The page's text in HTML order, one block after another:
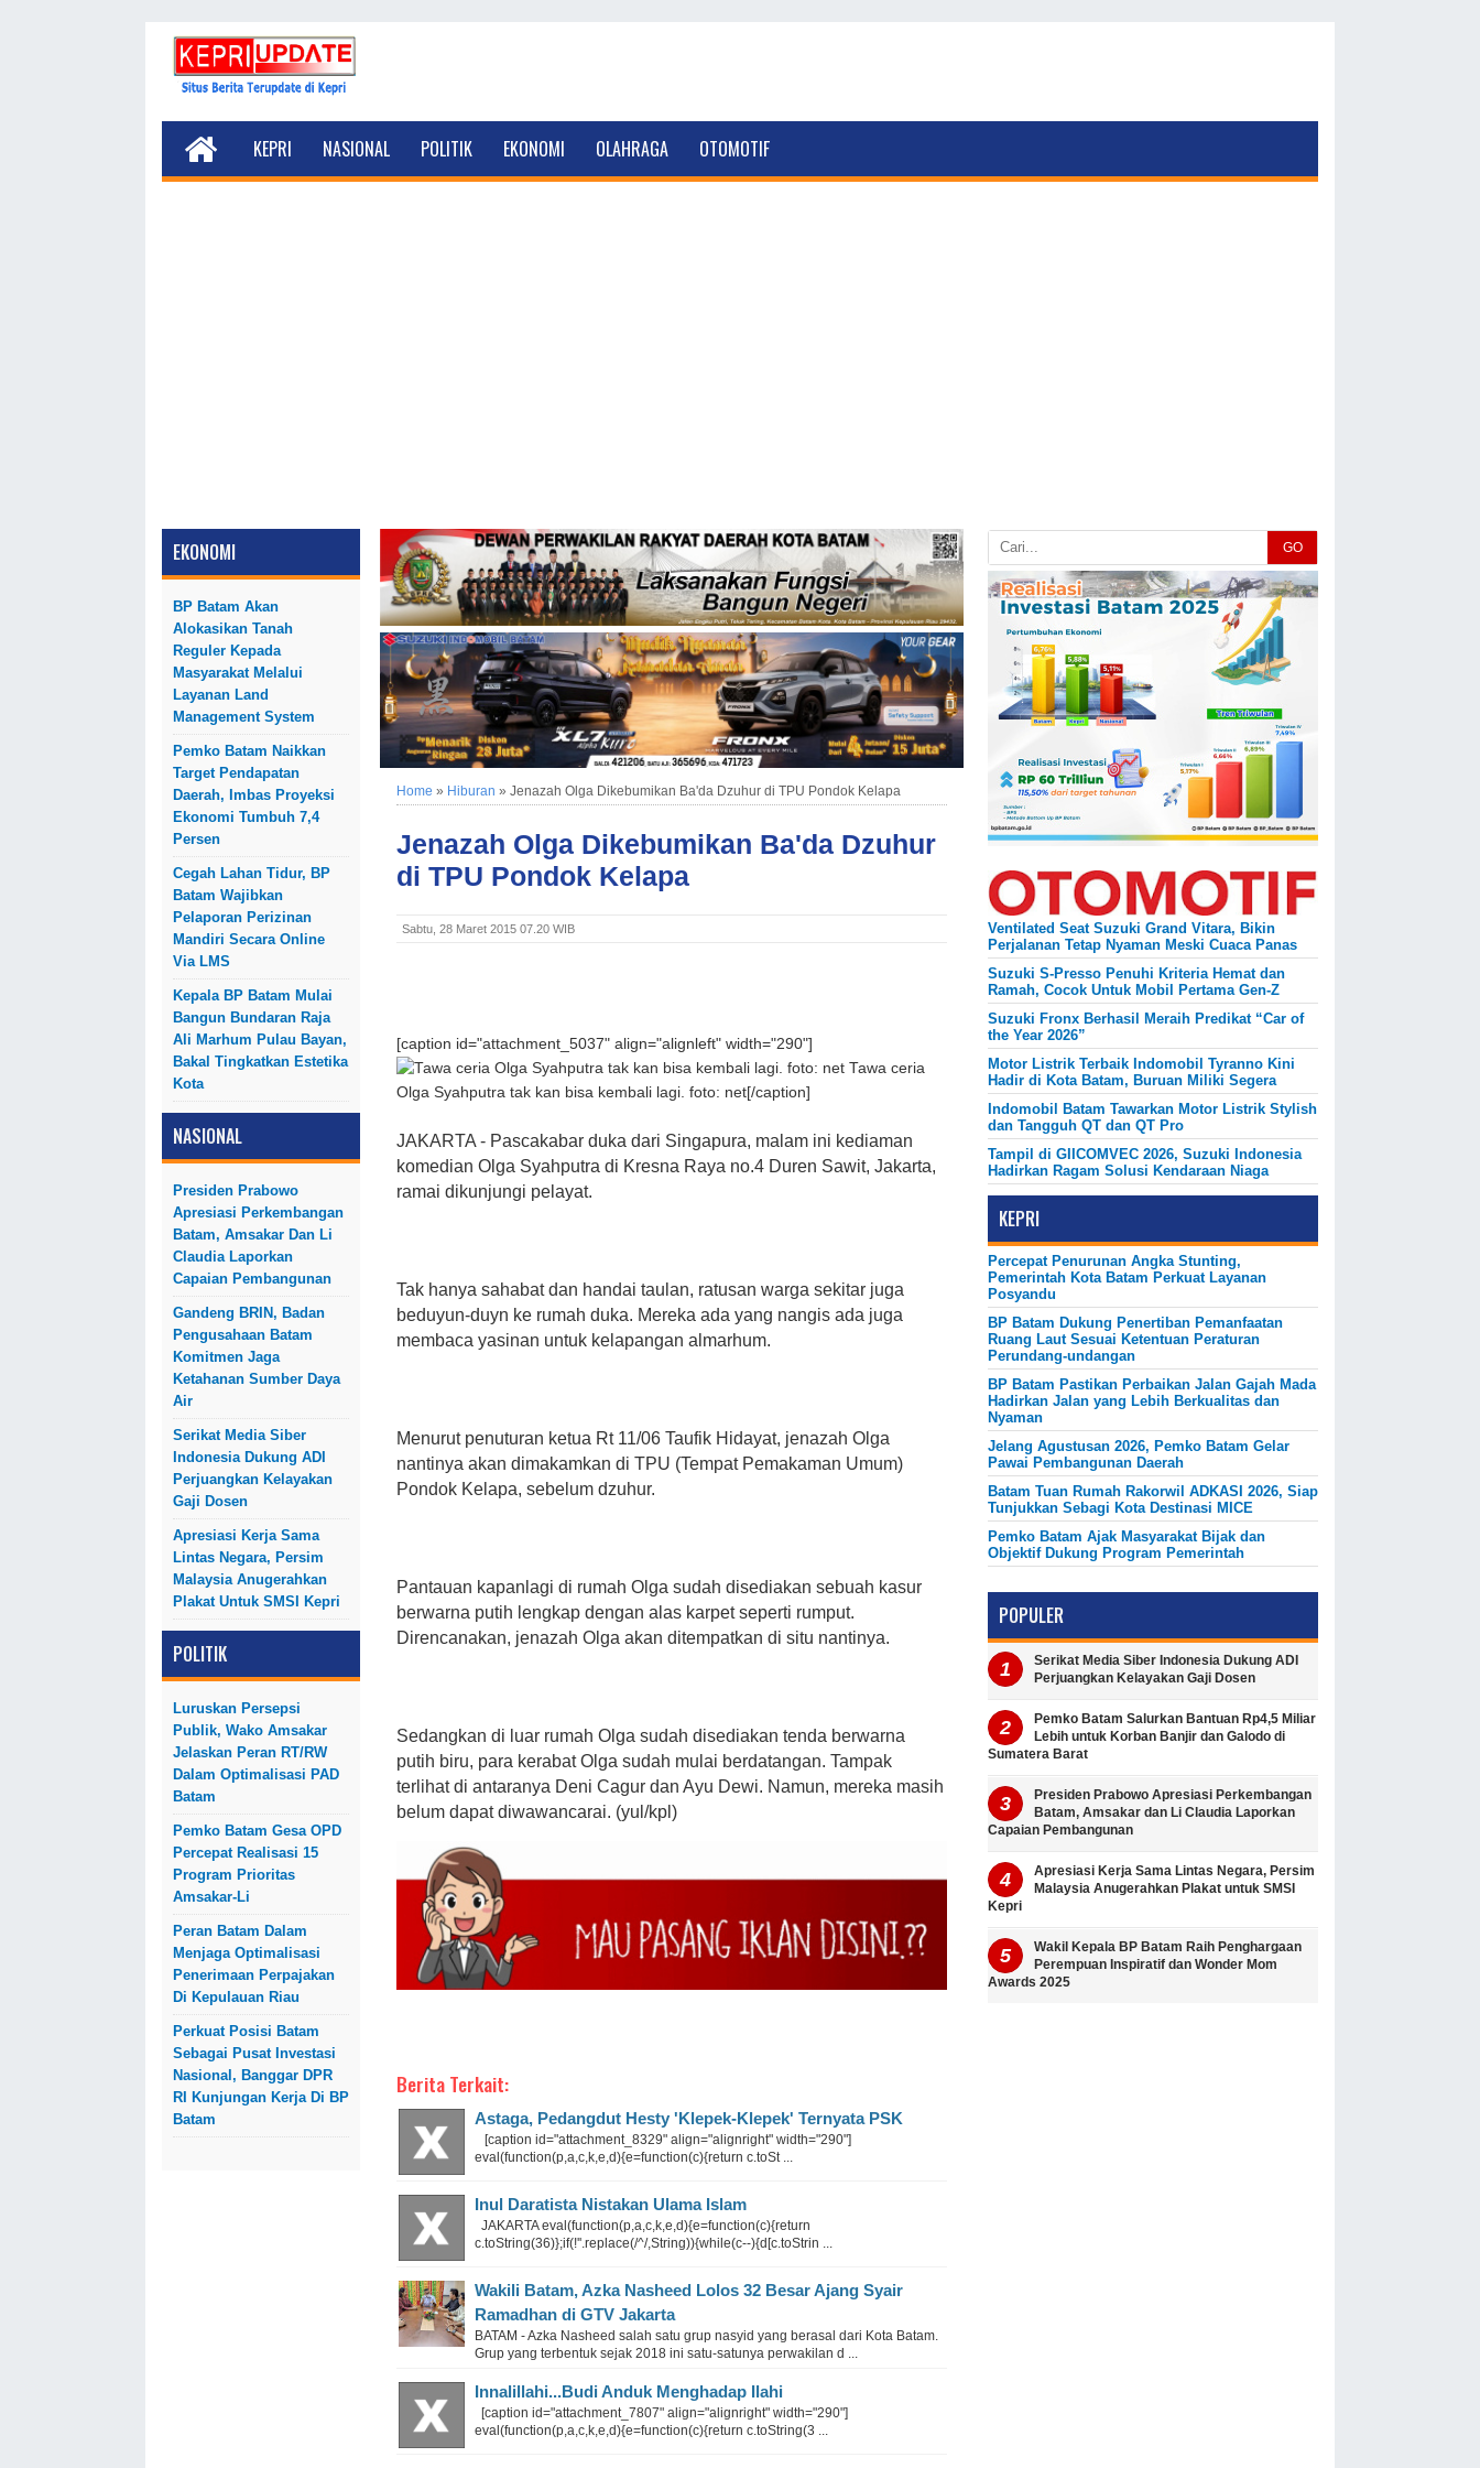
KEPRI NASIONAL POLITIK EKONOMI OLAHRAGA OTOMOTIF
EKONOMI
BP Batam Akan
Alokasikan Tanah
Reguler Kepada
Masyarakat Melalui
Layanan Land
Management System
Pemko Batam Naikkan
Target Pendapatan
Daerah, Imbas Proyeksi
Ekonomi Tumbuh 7,4
Persen
Cegah Lahan Tidur, BP
Batam Wajibkan
Pelaporan Perizinan
Mandiri Secara Online
Via LMS
Kepala BP Batam Mulai
Bangun Bundaran Raja
Ali Marhum Pulau Bayan,
Bakal Tingkatkan Estetika
Kota
NASIONAL
Presiden Prabowo
Apresiasi Perkembangan
Batam, Amsakar Dan Li
Claudia Laporkan
Capaian Pembangunan
Gandeng BRIN, Badan
Pengusahaan Batam
Komitmen Jaga
Ketahanan Sumber Daya
Air
Serikat Media Siber
Indonesia Dukung ADI
Perjuangkan Kelayakan
Gaji Dosen
Apresiasi Kerja Sama
Lintas Negara, Persim
Malaysia Anugerahkan
Plakat Untuk SMSI Kepri
POLITIK
Luruskan Persepsi
Publik, Wako Amsakar
Jelaskan Peran RT/RW
Dalam Optimalisasi PAD
Batam
Pemko Batam Gesa OPD
Percepat Realisasi 15
Program Prioritas
Amsakar-Li
Peran Batam Dalam
Menjaga Optimalisasi
Penerimaan Perpajakan
Di Kepulauan Riau
Perkuat Posisi Batam
Sebagai Pusat Investasi
Nasional, Banggar DPR
RI Kunjungan Kerja Di BP
Batam
Home » Hiburan » Jenazah Olga Dikebumikan Ba'da Dzuhur di TPU Pondok Kelapa
Jenazah Olga Dikebumikan Ba'da Dzuhur
di TPU Pondok Kelapa
Sabtu, 28 Maret 2015 07.20 WIB
[caption id="attachment_5037" align="alignleft" width="290"]
Tawa ceria
Olga Syahputra tak kan bisa kembali lagi. foto: net[/caption]
JAKARTA - Pascakabar duka dari Singapura, malam ini kediaman
komedian Olga Syahputra di Kresna Raya no.4 Duren Sawit, Jakarta,
ramai dikunjungi pelayat.
Tak hanya sahabat dan handai taulan, ratusan warga sekitar juga
beduyun-duyn ke rumah duka. Mereka ada yang nangis ada juga
membaca yasinan untuk kelapangan almarhum.
Menurut penuturan ketua Rt 11/06 Taufik Hidayat, jenazah Olga
nantinya akan dimakamkan di TPU (Tempat Pemakaman Umum)
Pondok Kelapa, sebelum dzuhur.
Pantauan kapanlagi di rumah Olga sudah disediakan sebuah kasur
berwarna putih lengkap dengan alas karpet seperti rumput.
Direncanakan, jenazah Olga akan ditempatkan di situ nantinya.
Sedangkan di luar rumah Olga sudah disediakan tenda berwarna
putih biru, para kerabat Olga sudah mulai berdatangan. Tampak
terlihat di antaranya Deni Cagur dan Ayu Dewi. Namun, mereka masih
belum dapat diwawancarai. (yul/kpl)
Berita Terkait:
Astaga, Pedangdut Hesty 'Klepek-Klepek' Ternyata PSK
[caption id="attachment_8329" align="alignright" width="290"]
eval(function(p,a,c,k,e,d){e=function(c){return c.toSt ...
Inul Daratista Nistakan Ulama Islam
JAKARTA eval(function(p,a,c,k,e,d){e=function(c){return
c.toString(36)};if(!''.replace(/^/,String)){while(c--){d[c.toStrin ...
Wakili Batam, Azka Nasheed Lolos 32 Besar Ajang Syair
Ramadhan di GTV Jakarta
BATAM - Azka Nasheed salah satu grup nasyid yang berasal dari Kota Batam.
Grup yang terbentuk sejak 2018 ini satu-satunya perwakilan d ...
Innalillahi...Budi Anduk Menghadap Ilahi
[caption id="attachment_7807" align="alignright" width="290"]
eval(function(p,a,c,k,e,d){e=function(c){return c.toString(3 ...
GO
Ventilated Seat Suzuki Grand Vitara, Bikin
Perjalanan Tetap Nyaman Meski Cuaca Panas
Suzuki S-Presso Penuhi Kriteria Hemat dan
Ramah, Cocok Untuk Mobil Pertama Gen-Z
Suzuki Fronx Berhasil Meraih Predikat “Car of
the Year 2026”
Motor Listrik Terbaik Indomobil Tyranno Kini
Hadir di Kota Batam, Buruan Miliki Segera
Indomobil Batam Tawarkan Motor Listrik Stylish
dan Tangguh QT dan QT Pro
Tampil di GIICOMVEC 2026, Suzuki Indonesia
Hadirkan Ragam Solusi Kendaraan Niaga
KEPRI
Percepat Penurunan Angka Stunting,
Pemerintah Kota Batam Perkuat Layanan
Posyandu
BP Batam Dukung Penertiban Pemanfaatan
Ruang Laut Sesuai Ketentuan Peraturan
Perundang-undangan
BP Batam Pastikan Perbaikan Jalan Gajah Mada
Hadirkan Jalan yang Lebih Berkualitas dan
Nyaman
Jelang Agustusan 2026, Pemko Batam Gelar
Pawai Pembangunan Daerah
Batam Tuan Rumah Rakorwil ADKASI 2026, Siap
Tunjukkan Sebagi Kota Destinasi MICE
Pemko Batam Ajak Masyarakat Bijak dan
Objektif Dukung Program Pemerintah
POPULER
Serikat Media Siber Indonesia Dukung ADI
Perjuangkan Kelayakan Gaji Dosen
Pemko Batam Salurkan Bantuan Rp4,5 Miliar
Lebih untuk Korban Banjir dan Galodo di
Sumatera Barat
Presiden Prabowo Apresiasi Perkembangan
Batam, Amsakar dan Li Claudia Laporkan
Capaian Pembangunan
Apresiasi Kerja Sama Lintas Negara, Persim
Malaysia Anugerahkan Plakat untuk SMSI
Kepri
Wakil Kepala BP Batam Raih Penghargaan
Perempuan Inspiratif dan Wonder Mom
Awards 2025